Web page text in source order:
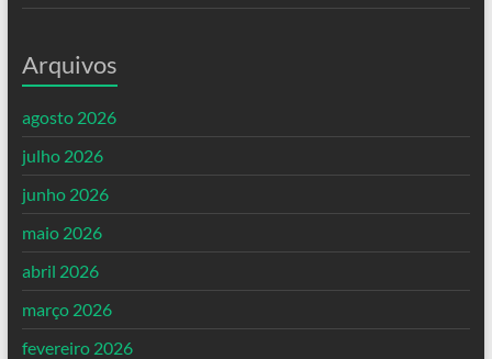
Arquivos
agosto 2026
julho 2026
junho 2026
maio 2026
abril 2026
março 2026
fevereiro 2026